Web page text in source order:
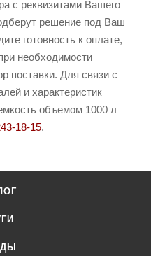
с реквизитами Вашего
решение под Ваш
готовность к оплате,
необходимости
поставки. Для связи с
и характеристик
объемом 1000 л
18-15.